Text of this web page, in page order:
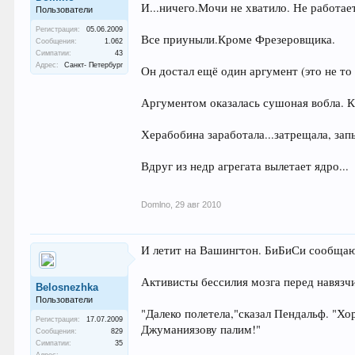
Пользователи
Регистрация:
05.06.2009
Сообщения:
1.062
Симпатии:
43
Адрес:
Санкт- Петербург
И...ничего.Мочи не хватило. Не
Все приуныли.Кроме Фрезеровщика.
Он достал ещё один аргумент (это не
Аргументом оказалась сушоная вобла.
Херабобина заработала...затрещала,
Вдруг из недр агрегата вылетает ядро...
Domlno 29 авг 2010
Belosnezhka
Пользователи
Регистрация:
17.07.2009
Сообщения:
829
Симпатии:
35
И летит на Вашингтон. БиБиСи
Активисты бессилия мозга перед
"Далеко полетела,"сказал Пендальф.
Джуманиязову палим!"